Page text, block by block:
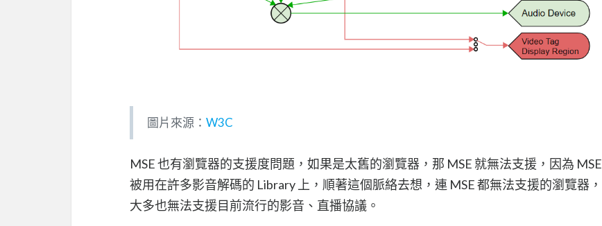
圖片來源： W3C
MSE 也有瀏覽器的支援度問題，如果是太舊的瀏覽器，那 MSE 就無法支援，因為 MSE
被用在許多影音解碼的 Library 上，順著這個脈絡去想，連 MSE 都無法支援的瀏覽器，
大多也無法支援目前流行的影音、直播協議。